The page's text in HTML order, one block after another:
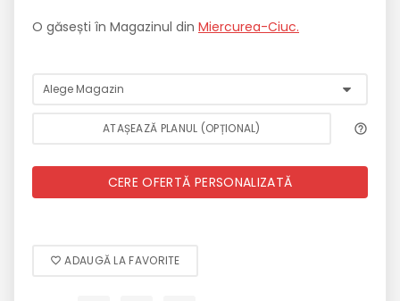
O găsești în Magazinul din Miercurea-Ciuc.
ATAȘEAZĂ PLANUL (OPȚIONAL)
CERE OFERTĂ PERSONALIZATĂ
ADAUGĂ LA FAVORITE